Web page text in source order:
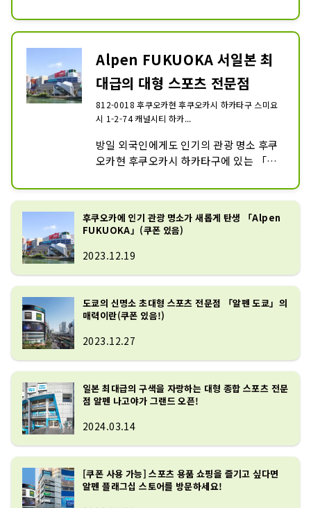
층, 지상 8층의 거대 플로어에는 종합 스포
어」, 아웃도어 대형 전문점 「알펜 아웃
도어즈 플래그쉽 스토어」골프 전문점인
「골프 5 플래그쉽 스토어」의 3 업태가
들어가는 일본 최대급의 매장을 전개하고
있습니다.
디다스, 뉴 밸런스, 자노스 페이스, 온, 호
카요네요네, 혼마, 마제스테이 등, 충실의
Alpen FUKUOKA 서일본 최
대급의 대형 스포츠 전문점
812-0018 후쿠오카현 후쿠오카시 하카타구 스미요
시 1-2-74 캐널시티 하카...
방일 외국인에게도 인기의 관광 명소 후쿠
오카현 후쿠오카시 하카타구에 있는 「캐
스포츠 대형 전문점인 「Alpen
다.
토어, 2층과 3층 일부 에리어에 종합 스포
츠 전문점의 스포츠 디포 플래그쉽 스토어,
3층은 아웃도어 대형 전문점 「알펜 아웃
도어즈 플래그쉽 스토어」의 3 업태가 들
어가는 규슈 지역 최대급의 매장을 전개하
고 있습니다.
도어는 합계 280 브랜드 이상, 골프는 합계
88 브랜드 이상의 취급이 특징. 아식스, 미
즈노, 요넥스, 스노우 피크스, 소토, 마제스
한 구색입니다.
후쿠오카에 인기 관광 명소가 새롭게 탄생 「Alpen
FUKUOKA」(쿠폰 있음)
2023.12.19
도쿄의 신명소 초대형 스포츠 전문점 「알펜 도쿄」의
매력이란(쿠폰 있음!)
2023.12.27
일본 최대급의 구색을 자랑하는 대형 종합 스포츠 전문
점 알펜 나고야가 그랜드 오픈!
2024.03.14
[쿠폰 사용 가능] 스포츠 용품 쇼핑을 즐기고 싶다면
알펜 플래그십 스토어를 방문하세요!